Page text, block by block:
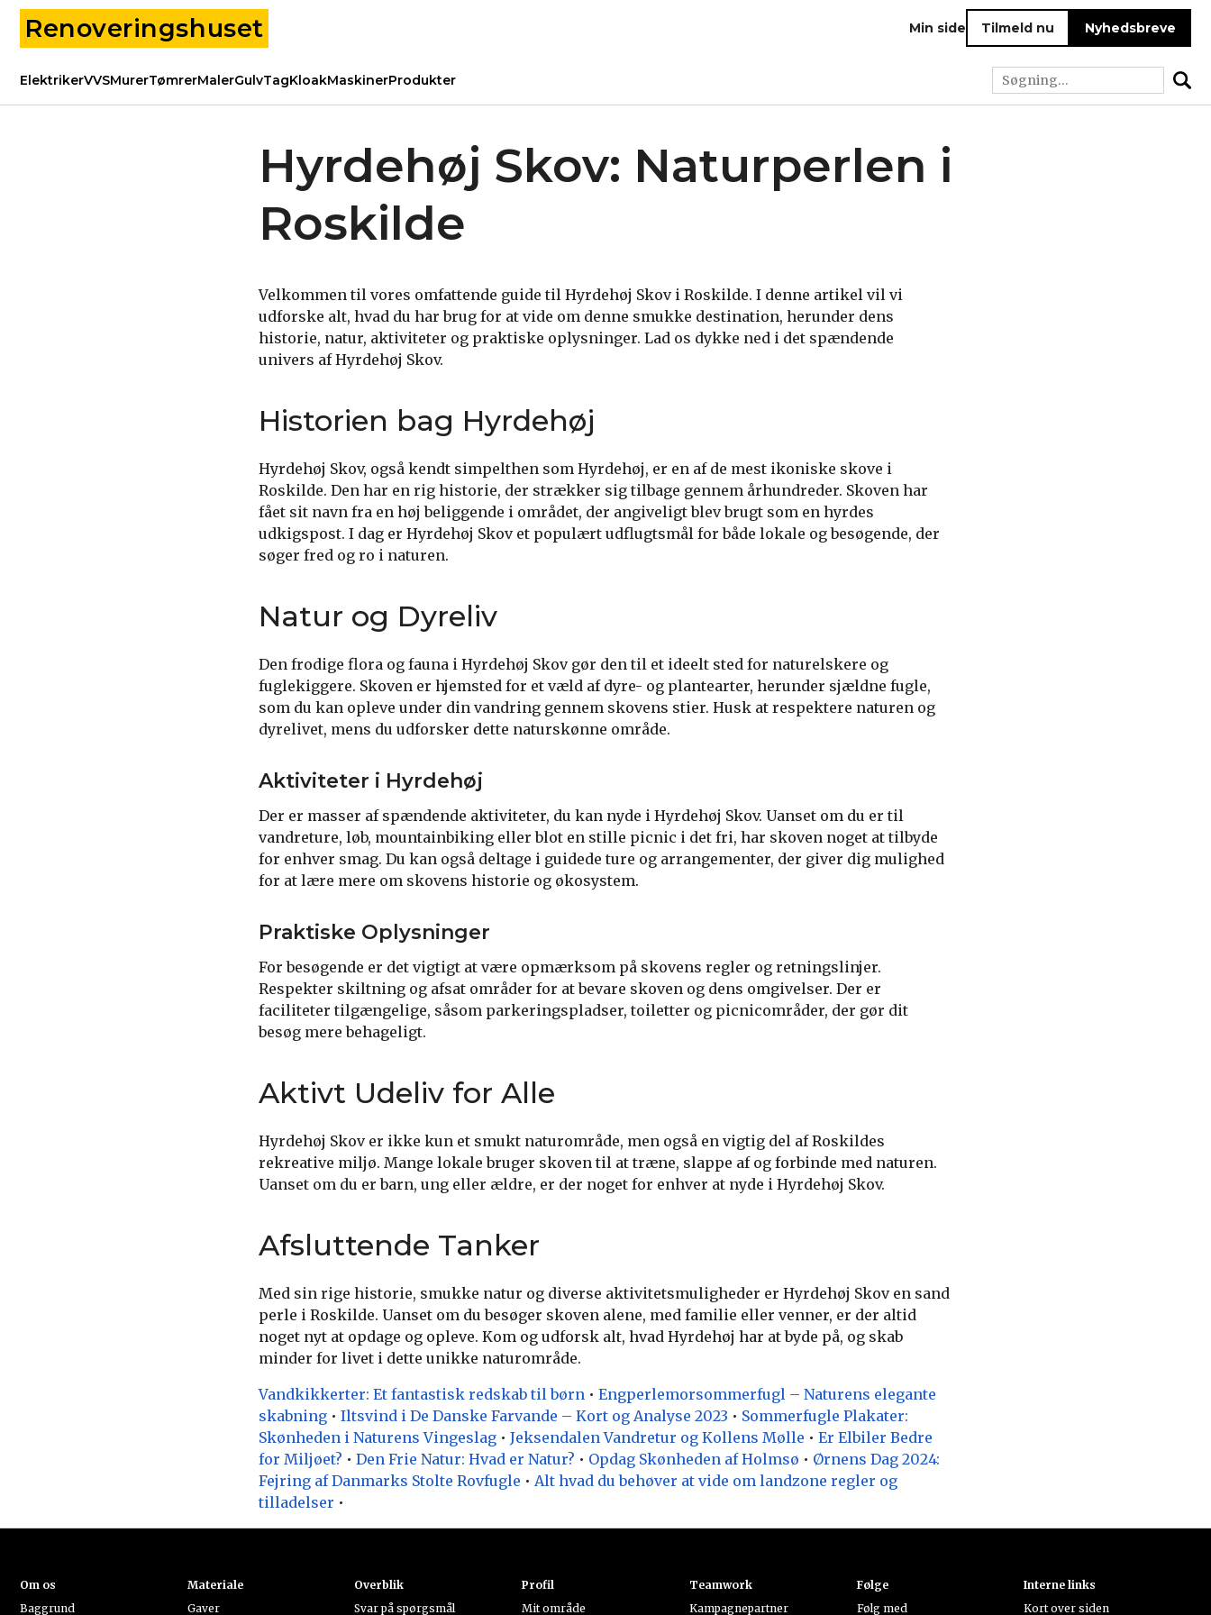
Renoveringshuset Min side Tilmeld nu Nyhedsbreve
ElektrikerVVSMurerTømrerMalerGulvTagKloakMaskinerProdukter
Hyrdehøj Skov: Naturperlen i
Roskilde
Velkommen til vores omfattende guide til Hyrdehøj Skov i Roskilde. I denne artikel vil vi
udforske alt, hvad du har brug for at vide om denne smukke destination, herunder dens
historie, natur, aktiviteter og praktiske oplysninger. Lad os dykke ned i det spændende
univers af Hyrdehøj Skov.
Historien bag Hyrdehøj
Hyrdehøj Skov, også kendt simpelthen som Hyrdehøj, er en af de mest ikoniske skove i
Roskilde. Den har en rig historie, der strækker sig tilbage gennem århundreder. Skoven har
fået sit navn fra en høj beliggende i området, der angiveligt blev brugt som en hyrdes
udkigspost. I dag er Hyrdehøj Skov et populært udflugtsmål for både lokale og besøgende, der
søger fred og ro i naturen.
Natur og Dyreliv
Den frodige flora og fauna i Hyrdehøj Skov gør den til et ideelt sted for naturelskere og
fuglekiggere. Skoven er hjemsted for et væld af dyre- og plantearter, herunder sjældne fugle,
som du kan opleve under din vandring gennem skovens stier. Husk at respektere naturen og
dyrelivet, mens du udforsker dette naturskønne område.
Aktiviteter i Hyrdehøj
Der er masser af spændende aktiviteter, du kan nyde i Hyrdehøj Skov. Uanset om du er til
vandreture, løb, mountainbiking eller blot en stille picnic i det fri, har skoven noget at tilbyde
for enhver smag. Du kan også deltage i guidede ture og arrangementer, der giver dig mulighed
for at lære mere om skovens historie og økosystem.
Praktiske Oplysninger
For besøgende er det vigtigt at være opmærksom på skovens regler og retningslinjer.
Respekter skiltning og afsat områder for at bevare skoven og dens omgivelser. Der er
faciliteter tilgængelige, såsom parkeringspladser, toiletter og picnicområder, der gør dit
besøg mere behageligt.
Aktivt Udeliv for Alle
Hyrdehøj Skov er ikke kun et smukt naturområde, men også en vigtig del af Roskildes
rekreative miljø. Mange lokale bruger skoven til at træne, slappe af og forbinde med naturen.
Uanset om du er barn, ung eller ældre, er der noget for enhver at nyde i Hyrdehøj Skov.
Afsluttende Tanker
Med sin rige historie, smukke natur og diverse aktivitetsmuligheder er Hyrdehøj Skov en sand
perle i Roskilde. Uanset om du besøger skoven alene, med familie eller venner, er der altid
noget nyt at opdage og opleve. Kom og udforsk alt, hvad Hyrdehøj har at byde på, og skab
minder for livet i dette unikke naturområde.
Vandkikkerter: Et fantastisk redskab til børn • Engperlemorsommerfugl – Naturens elegante
skabning • Iltsvind i De Danske Farvande – Kort og Analyse 2023 • Sommerfugle Plakater:
Skønheden i Naturens Vingeslag • Jeksendalen Vandretur og Kollens Mølle • Er Elbiler Bedre
for Miljøet? • Den Frie Natur: Hvad er Natur? • Opdag Skønheden af Holmsø • Ørnens Dag 2024:
Fejring af Danmarks Stolte Rovfugle • Alt hvad du behøver at vide om landzone regler og
tilladelser •
Om os
Baggrund
Materiale
Gaver
Overblik
Svar på spørgsmål
Profil
Mit område
Teamwork
Kampagnepartner
Følge
Følg med
Interne links
Kort over siden